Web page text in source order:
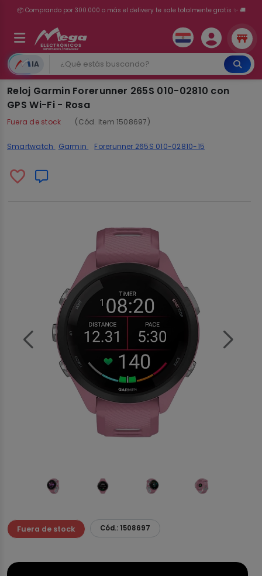
IA
Reloj Garmin Forerunner 265S 010-02810 con
GPS Wi-Fi - Rosa
Fuera de stock (Cód. Item 1508697)
Smartwatch Garmin Forerunner 265S 010-02810-15
Fuera de stock Cód.: 1508697